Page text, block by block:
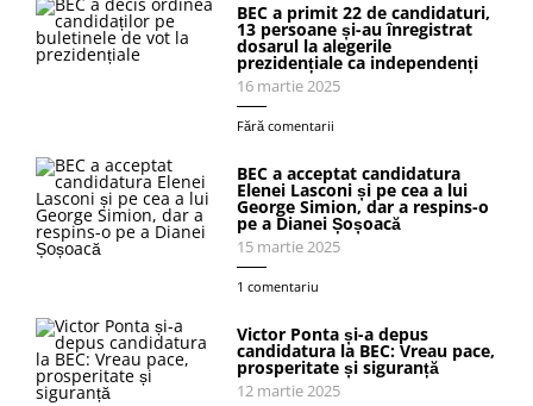
BEC a primit 22 de candidaturi,
13 persoane și-au înregistrat
dosarul la alegerile
prezidențiale ca independenți
16 martie 2025
Fără comentarii
BEC a acceptat candidatura
Elenei Lasconi și pe cea a lui
George Simion, dar a respins-o
pe a Dianei Șoșoacă
15 martie 2025
1 comentariu
Victor Ponta și-a depus
candidatura la BEC: Vreau pace,
prosperitate și siguranță
12 martie 2025